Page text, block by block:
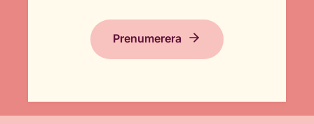
Prenumerera